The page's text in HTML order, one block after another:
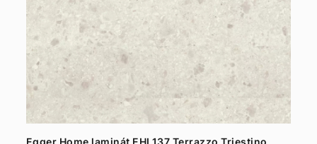
Egger Home laminát EHL137 Terrazzo Triestino